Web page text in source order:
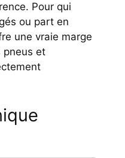
Pour qui
ou part en
une vraie marge
pneus et